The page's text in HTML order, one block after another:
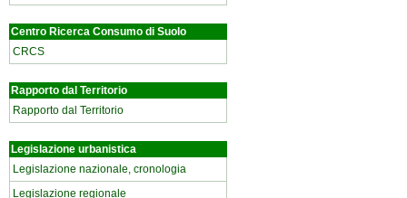
Centro Ricerca Consumo di Suolo
CRCS
Rapporto dal Territorio
Rapporto dal Territorio
Legislazione urbanistica
Legislazione nazionale, cronologia
Legislazione regionale